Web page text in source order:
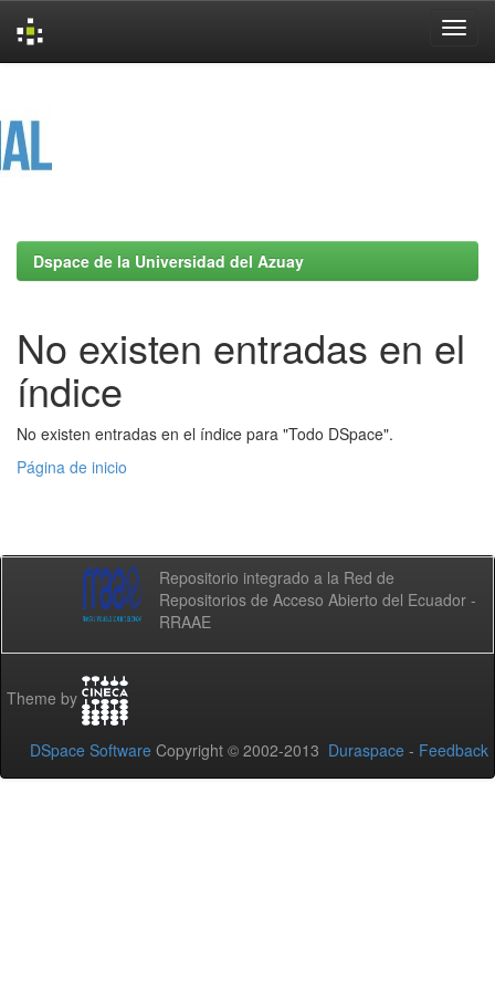
Dspace de la Universidad del Azuay
No existen entradas en el
índice
No existen entradas en el índice para "Todo DSpace".
Página de inicio
Repositorio integrado a la Red de
Repositorios de Acceso Abierto del Ecuador -
RRAAE
Theme by
DSpace Software Copyright © 2002-2013 Duraspace - Feedback